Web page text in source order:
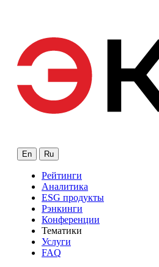
En Ru
Рейтинги
Аналитика
ESG продукты
Рэнкинги
Конференции
Тематики
Услуги
FAQ